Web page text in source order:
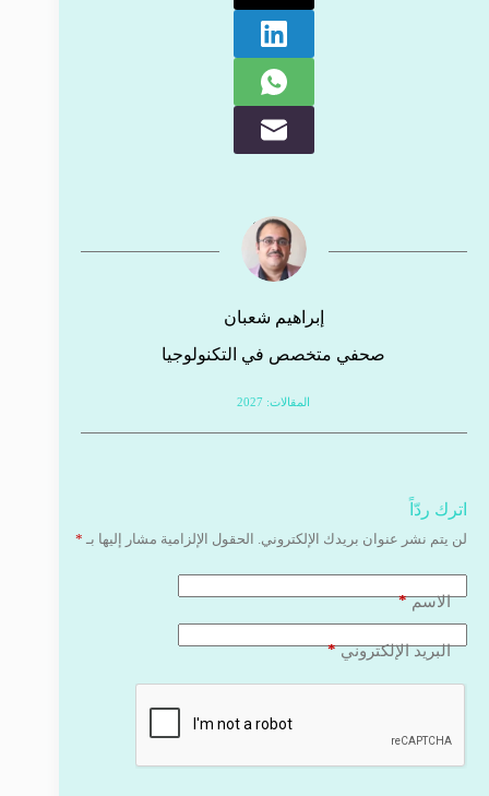
إبراهيم شعبان
صحفي متخصص في التكنولوجيا
المقالات: 2027
اترك ردّاً
لن يتم نشر عنوان بريدك الإلكتروني. الحقول الإلزامية مشار إليها بـ *
الاسم*
البريد الإلكتروني*